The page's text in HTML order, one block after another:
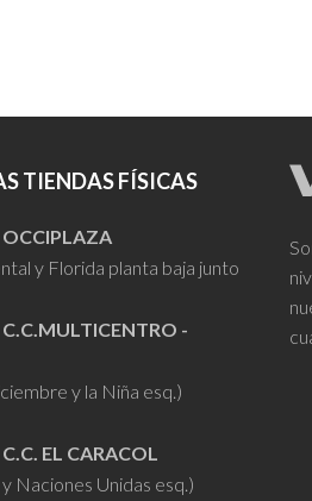
TIENDAS FÍSICAS
y Florida planta baja junto
-
y la Niña esq.)
EL CARACOL
Naciones Unidas esq.)